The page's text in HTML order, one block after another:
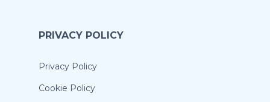
PRIVACY POLICY
Privacy Policy
Cookie Policy